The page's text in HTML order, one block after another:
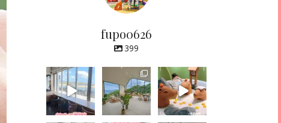
fupo0626
399